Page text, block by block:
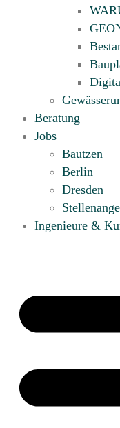
Beratung
Jobs
Bautzen
Berlin
Dresden
Ingenieure &